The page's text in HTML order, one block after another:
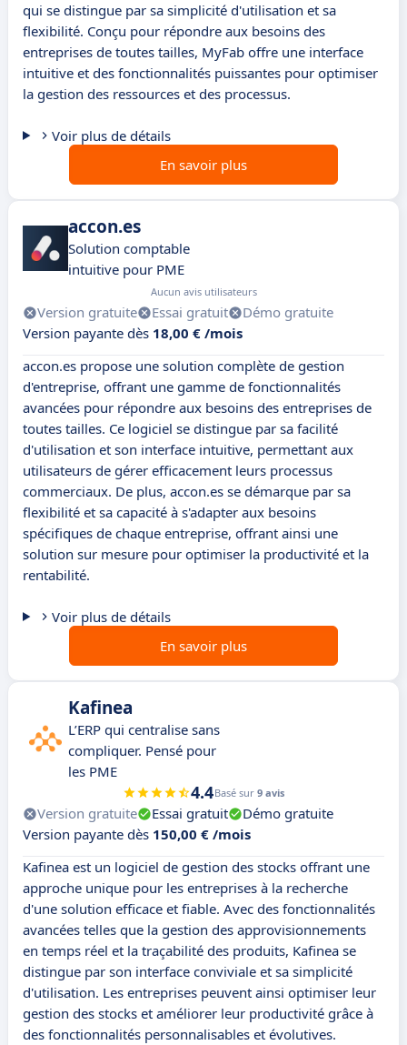
qui se distingue par sa simplicité d'utilisation et sa
flexibilité. Conçu pour répondre aux besoins des
entreprises de toutes tailles, MyFab offre une interface
intuitive et des fonctionnalités puissantes pour optimiser
la gestion des ressources et des processus.
Voir plus de détails
En savoir plus
accon.es
Solution comptable
intuitive pour PME
Aucun avis utilisateurs
Version gratuite Essai gratuit
Démo gratuite
Version payante dès 18,00 € /mois
accon.es propose une solution complète de gestion
d'entreprise, offrant une gamme de fonctionnalités
avancées pour répondre aux besoins des entreprises de
toutes tailles. Ce logiciel se distingue par sa facilité
d'utilisation et son interface intuitive, permettant aux
utilisateurs de gérer efficacement leurs processus
commerciaux. De plus, accon.es se démarque par sa
flexibilité et sa capacité à s'adapter aux besoins
spécifiques de chaque entreprise, offrant ainsi une
solution sur mesure pour optimiser la productivité et la
rentabilité.
Voir plus de détails
En savoir plus
Kafinea
L’ERP qui centralise sans
compliquer. Pensé pour
les PME
4.4Basé sur 9 avis
Version gratuite Essai gratuit
Démo gratuite
Version payante dès 150,00 € /mois
Kafinea est un logiciel de gestion des stocks offrant une
approche unique pour les entreprises à la recherche
d'une solution efficace et fiable. Avec des fonctionnalités
avancées telles que la gestion des approvisionnements
en temps réel et la traçabilité des produits, Kafinea se
distingue par son interface conviviale et sa simplicité
d'utilisation. Les entreprises peuvent ainsi optimiser leur
gestion des stocks et améliorer leur productivité grâce à
des fonctionnalités personnalisables et évolutives.